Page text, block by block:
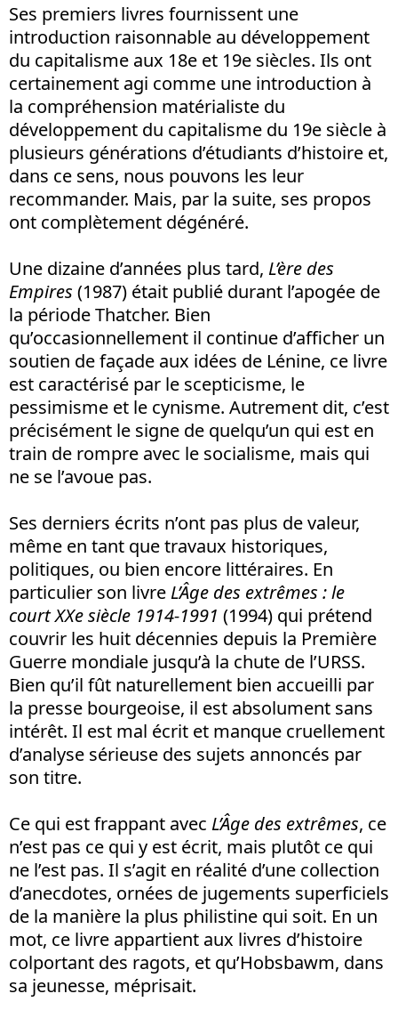
Ses premiers livres fournissent une
introduction raisonnable au développement
du capitalisme aux 18e et 19e siècles. Ils ont
certainement agi comme une introduction à
la compréhension matérialiste du
développement du capitalisme du 19e siècle à
plusieurs générations d’étudiants d’histoire et,
dans ce sens, nous pouvons les leur
recommander. Mais, par la suite, ses propos
ont complètement dégénéré.
Une dizaine d’années plus tard, L’ère des
Empires (1987) était publié durant l’apogée de
la période Thatcher. Bien
qu’occasionnellement il continue d’afficher un
soutien de façade aux idées de Lénine, ce livre
est caractérisé par le scepticisme, le
pessimisme et le cynisme. Autrement dit, c’est
précisément le signe de quelqu’un qui est en
train de rompre avec le socialisme, mais qui
ne se l’avoue pas.
Ses derniers écrits n’ont pas plus de valeur,
même en tant que travaux historiques,
politiques, ou bien encore littéraires. En
particulier son livre L’Âge des extrêmes : le
court XXe siècle 1914-1991 (1994) qui prétend
couvrir les huit décennies depuis la Première
Guerre mondiale jusqu’à la chute de l’URSS.
Bien qu’il fût naturellement bien accueilli par
la presse bourgeoise, il est absolument sans
intérêt. Il est mal écrit et manque cruellement
d’analyse sérieuse des sujets annoncés par
son titre.
Ce qui est frappant avec L’Âge des extrêmes, ce
n’est pas ce qui y est écrit, mais plutôt ce qui
ne l’est pas. Il s’agit en réalité d’une collection
d’anecdotes, ornées de jugements superficiels
de la manière la plus philistine qui soit. En un
mot, ce livre appartient aux livres d’histoire
colportant des ragots, et qu’Hobsbawm, dans
sa jeunesse, méprisait.